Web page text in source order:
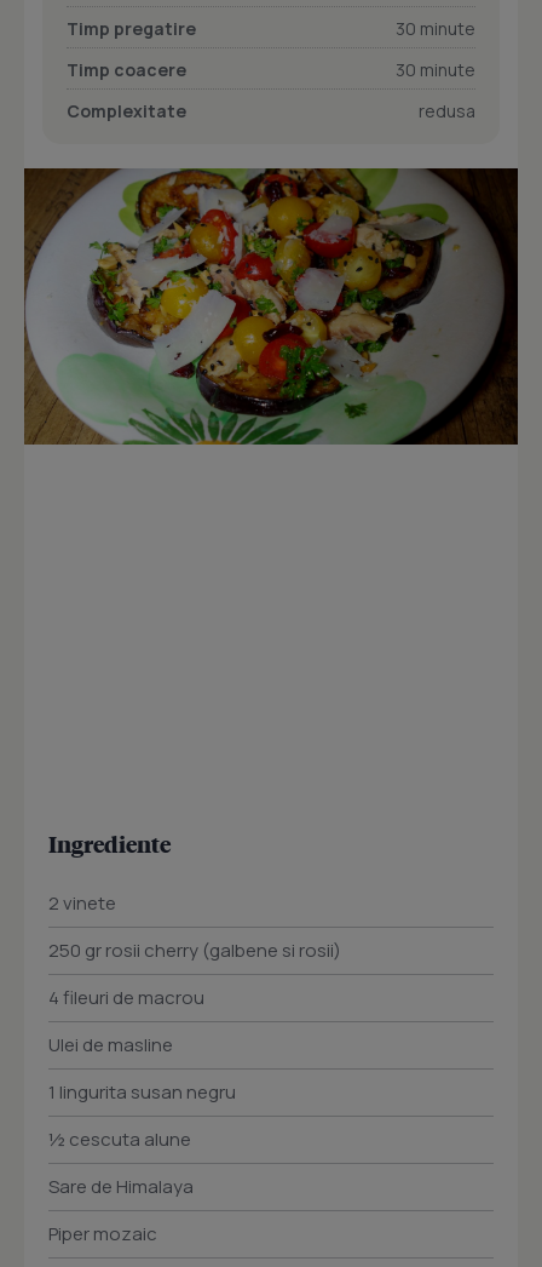
Timp pregatire
30 minute
Timp coacere
30 minute
Complexitate
redusa
Ingrediente
2 vinete
250 gr rosii cherry (galbene si rosii)
4 fileuri de macrou
Ulei de masline
1 lingurita susan negru
½ cescuta alune
Sare de Himalaya
Piper mozaic